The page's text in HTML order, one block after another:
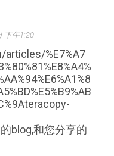
下午1:20
%E7%A7
blog,和您分享的